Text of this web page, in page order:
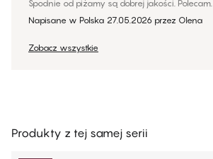
Spodnie od piżamy są dobrej jakości. Polecam.
Napisane w Polska 27.05.2026 przez Olena
Zobacz wszystkie
Produkty z tej samej serii